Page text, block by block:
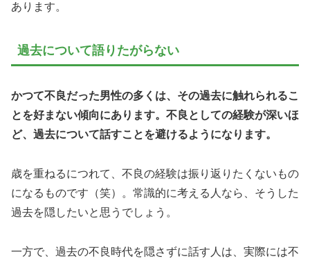
あります。
過去について語りたがらない
かつて不良だった男性の多くは、その過去に触れられるこ
とを好まない傾向にあります。不良としての経験が深いほ
ど、過去について話すことを避けるようになります。
歳を重ねるにつれて、不良の経験は振り返りたくないもの
になるものです（笑）。常識的に考える人なら、そうした
過去を隠したいと思うでしょう。
一方で、過去の不良時代を隠さずに話す人は、実際には不